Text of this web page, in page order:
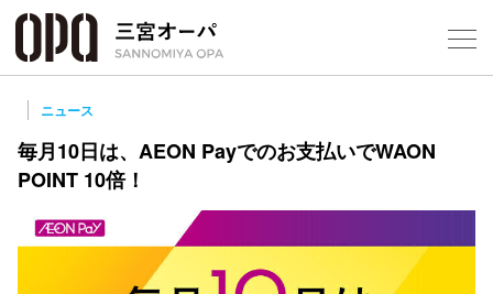
ニュース
毎月10日は、AEON Payでのお支払いでWAON
POINT 10倍！
フロア